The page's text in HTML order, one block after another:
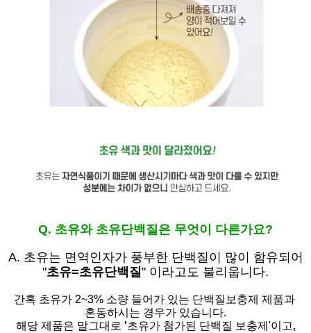
Q. 초유와 초유단백질은 무엇이 다른가요?
A. 초유는 면역인자가 풍부한 단백질이 많이 함유되어
"초유=초유단백질 " 이라고도 불리웁니다.
간혹 초유가 2~3% 소량 들어가 있는 단백질보충제 제품과
혼동하시는 경우가 있습니다.
해당 제품은 말그대로 '초유가 첨가된 단백질 보충제'이고,